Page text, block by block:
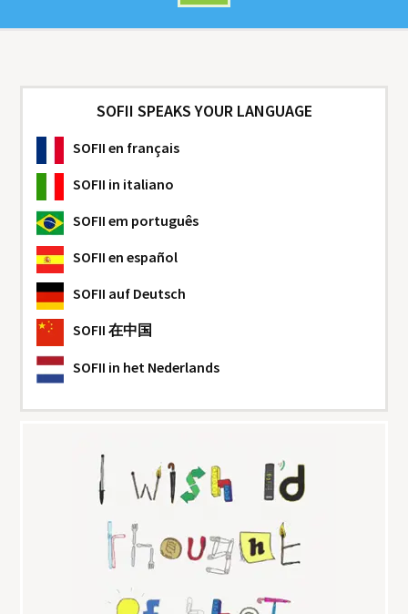
SOFII SPEAKS YOUR LANGUAGE
SOFII en français
SOFII in italiano
SOFII em português
SOFII en español
SOFII auf Deutsch
SOFII 在中国
SOFII in het Nederlands